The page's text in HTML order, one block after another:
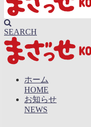
SEARCH
ホーム
HOME
お知らせ
NEWS